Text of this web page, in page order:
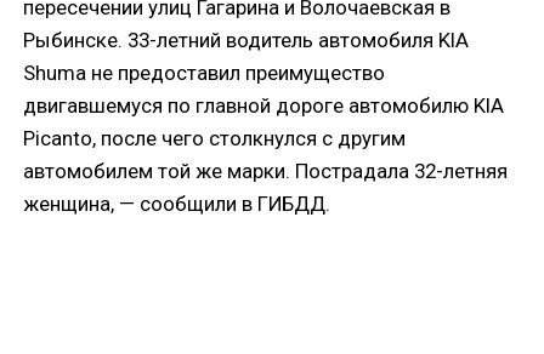
пересечении улиц Гагарина и Волочаевская в
Рыбинске. 33-летний водитель автомобиля KIA
Shuma не предоставил преимущество
двигавшемуся по главной дороге автомобилю KIA
Picanto, после чего столкнулся с другим
автомобилем той же марки. Пострадала 32-летняя
женщина, — сообщили в ГИБДД.